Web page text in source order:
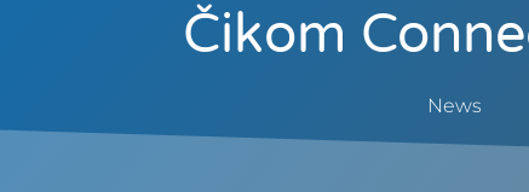
Čikom
News